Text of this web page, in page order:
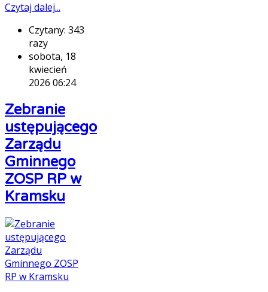
Czytaj dalej...
Czytany: 343
razy
sobota, 18
kwiecień
2026 06:24
Zebranie
ustępującego
Zarządu
Gminnego
ZOSP RP w
Kramsku